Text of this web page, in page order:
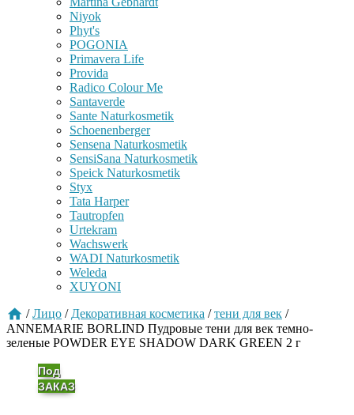
Niyok
Phyt's
POGONIA
Primavera Life
Provida
Radico Colour Me
Santaverde
Sante Naturkosmetik
Schoenenberger
Sensena Naturkosmetik
SensiSana Naturkosmetik
Speick Naturkosmetik
Styx
Tata Harper
Tautropfen
Urtekram
Wachswerk
WADI Naturkosmetik
Weleda
XUYONI
/ Лицо / Декоративная косметика / тени для век /
ANNEMARIE BORLIND Пудровые тени для век темно-
зеленые POWDER EYE SHADOW DARK GREEN 2 г
Под
ЗАКАЗ